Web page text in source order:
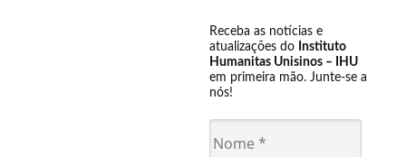
Receba as notícias e
atualizações do Instituto
Humanitas Unisinos – IHU
em primeira mão. Junte-se a
nós!